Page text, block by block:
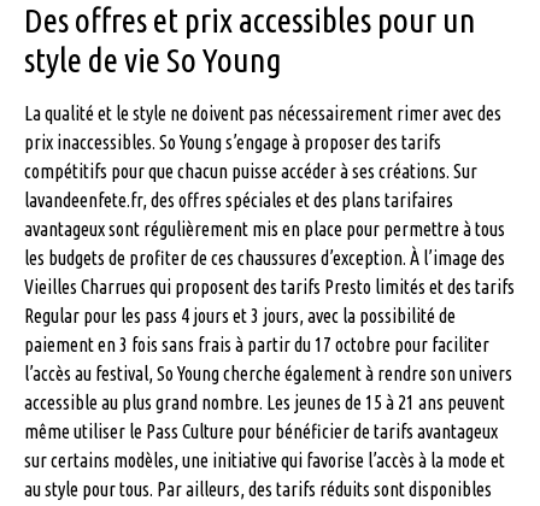
Des offres et prix accessibles pour un
style de vie So Young
La qualité et le style ne doivent pas nécessairement rimer avec des
prix inaccessibles. So Young s’engage à proposer des tarifs
compétitifs pour que chacun puisse accéder à ses créations. Sur
lavandeenfete.fr, des offres spéciales et des plans tarifaires
avantageux sont régulièrement mis en place pour permettre à tous
les budgets de profiter de ces chaussures d’exception. À l’image des
Vieilles Charrues qui proposent des tarifs Presto limités et des tarifs
Regular pour les pass 4 jours et 3 jours, avec la possibilité de
paiement en 3 fois sans frais à partir du 17 octobre pour faciliter
l’accès au festival, So Young cherche également à rendre son univers
accessible au plus grand nombre. Les jeunes de 15 à 21 ans peuvent
même utiliser le Pass Culture pour bénéficier de tarifs avantageux
sur certains modèles, une initiative qui favorise l’accès à la mode et
au style pour tous. Par ailleurs, des tarifs réduits sont disponibles